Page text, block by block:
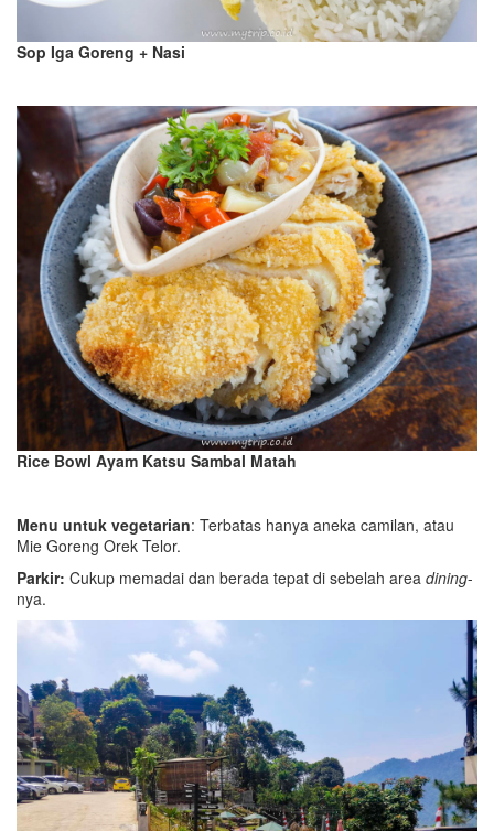
Sop Iga Goreng + Nasi
Rice Bowl Ayam Katsu Sambal Matah
Menu untuk vegetarian: Terbatas hanya aneka camilan, atau
Mie Goreng Orek Telor.
Parkir: Cukup memadai dan berada tepat di sebelah area dining-
nya.